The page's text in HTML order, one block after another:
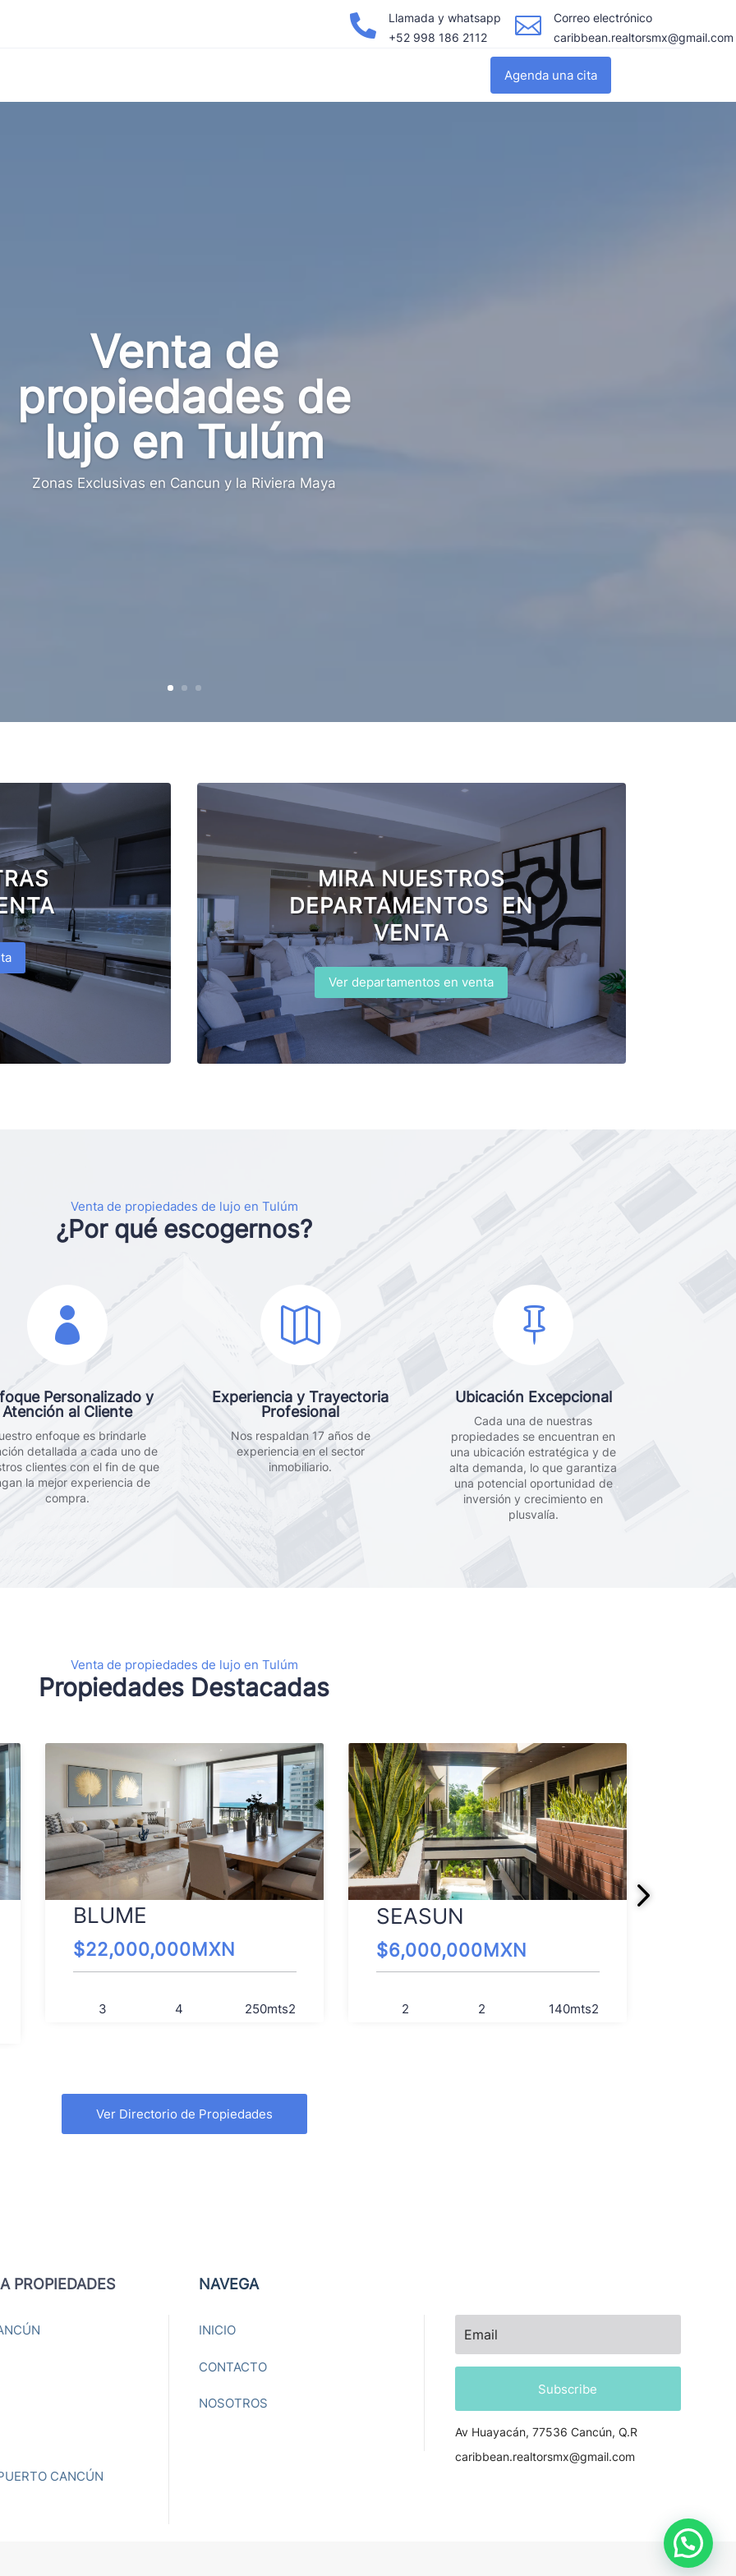

Llamada y whatsapp
+52 998 186 2112

Correo electrónico
caribbean.realtorsmx@gmail.com
Agenda una cita
Venta de
propiedades de
lujo en Tulúm
Zonas Exclusivas en Cancun y la Riviera Maya
MIRA NUESTROS
DEPARTAMENTOS EN
VENTA
Ver departamentos en venta
Venta de propiedades de lujo en Tulúm
¿Por qué escogernos?

Personalizado y
Atención al Cliente
enfoque es brindarle
detallada a cada uno de
clientes con el fin de que
la mejor experiencia de
compra.

Experiencia y Trayectoria
Profesional
Nos respaldan 17 años de
experiencia en el sector
inmobiliario.

Ubicación Excepcional
Cada una de nuestras
propiedades se encuentran en
una ubicación estratégica y de
alta demanda, lo que garantiza
una potencial oportunidad de
inversión y crecimiento en
plusvalía.
Venta de propiedades de lujo en Tulúm
Propiedades Destacadas
BLUME
$22,000,000MXN
3 4 250mts2
SEASUN
$6,000,000MXN
2 2 140mts2
Ver Directorio de Propiedades
PROPIEDADES
CANCÚN
NAVEGA
INICIO
CONTACTO
NOSOTROS
Subscribe
Av Huayacán, 77536 Cancún, Q.R
caribbean.realtorsmx@gmail.com